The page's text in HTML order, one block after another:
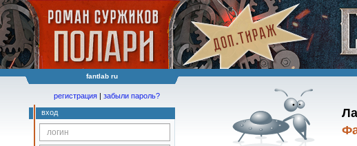
fantlab ru
регистрация | забыли пароль?
вход